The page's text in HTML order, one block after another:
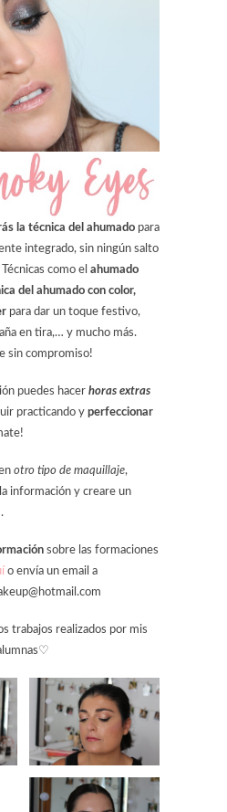
la técnica del ahumado para
integrado, sin ningún salto
como el ahumado
del ahumado con color,
para dar un toque festivo,
en tira,… y mucho más.
sin compromiso!
puedes hacer horas extras
practicando y perfeccionar
otro tipo de maquillaje,
información y creare un
.
sobre las formaciones
o envía un email a
trabajos realizados por mis